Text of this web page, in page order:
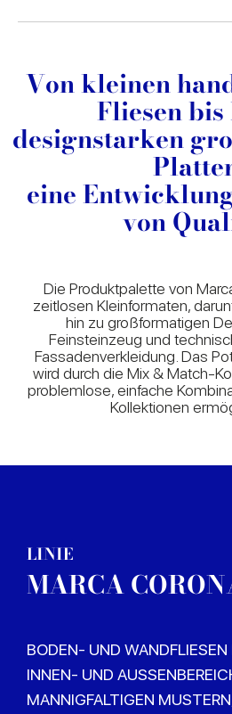
Von kleinen
Fliesen
designstarken
eine
von
Die Produktpalette von
zeitlosen Kleinformaten,
hin zu großformatigen
Feinsteinzeug und
Fassadenverkleidung. Das
wird durch die Mix & Match-
problemlose, einfache
Kollektionen
LINIE
MARCA
BODEN- UND WANDFLIESEN
INNEN- UND
MANNIGFALTIGEN